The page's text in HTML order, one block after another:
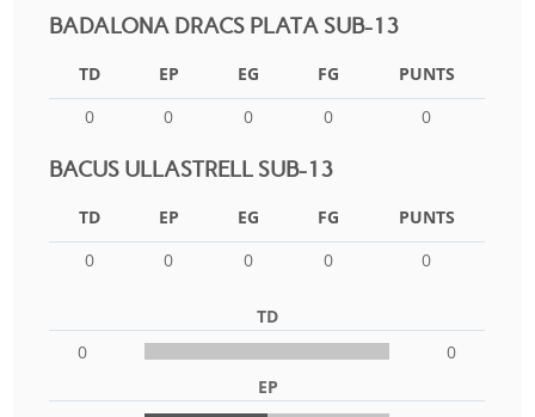
BADALONA DRACS PLATA SUB-13
TD EP EG FG
PUNTS
0
0 0 0 0
BACUS ULLASTRELL SUB-13
TD EP EG FG
PUNTS
0
0 0 0 0
TD
0
0
EP